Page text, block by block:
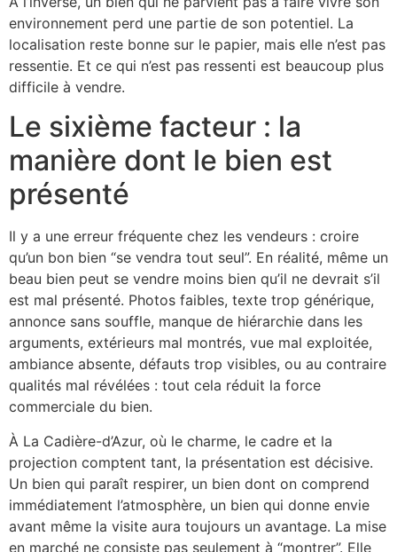
environnement perd une partie de son potentiel. La
localisation reste bonne sur le papier, mais elle n’est pas
ressentie. Et ce qui n’est pas ressenti est beaucoup plus
difficile à vendre.
Le sixième facteur : la
manière dont le bien est
présenté
Il y a une erreur fréquente chez les vendeurs : croire
qu’un bon bien “se vendra tout seul”. En réalité, même un
beau bien peut se vendre moins bien qu’il ne devrait s’il
est mal présenté. Photos faibles, texte trop générique,
annonce sans souffle, manque de hiérarchie dans les
arguments, extérieurs mal montrés, vue mal exploitée,
ambiance absente, défauts trop visibles, ou au contraire
qualités mal révélées : tout cela réduit la force
commerciale du bien.
À La Cadière-d’Azur, où le charme, le cadre et la
projection comptent tant, la présentation est décisive.
Un bien qui paraît respirer, un bien dont on comprend
immédiatement l’atmosphère, un bien qui donne envie
avant même la visite aura toujours un avantage. La mise
en marché ne consiste pas seulement à “montrer”. Elle